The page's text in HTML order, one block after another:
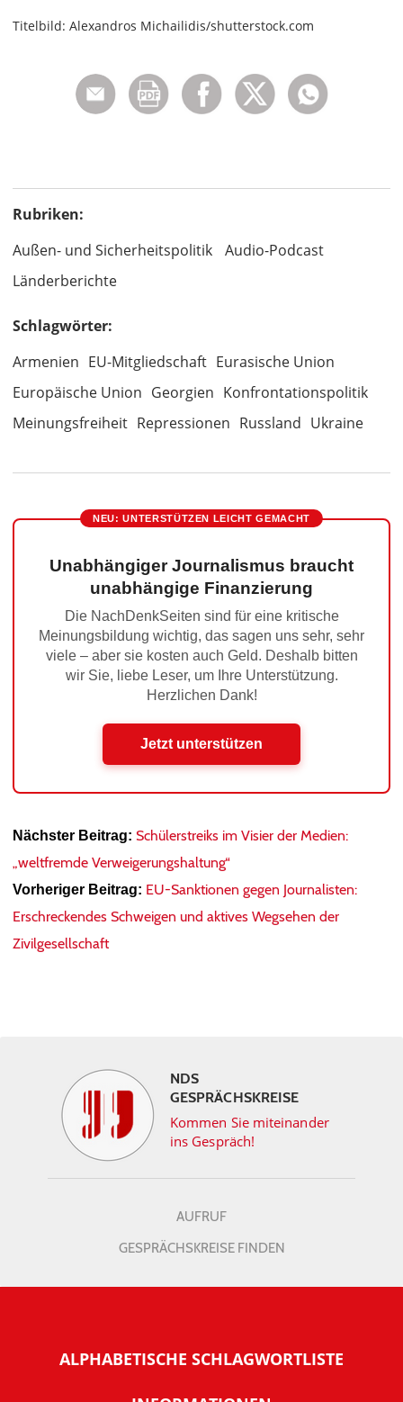
Titelbild: Alexandros Michailidis/shutterstock.com
Rubriken:
Außen- und Sicherheitspolitik
Audio-Podcast
Länderberichte
Schlagwörter:
Armenien EU-Mitgliedschaft Eurasische Union
Europäische Union Georgien Konfrontationspolitik
Meinungsfreiheit Repressionen Russland Ukraine
NEU: UNTERSTÜTZEN LEICHT GEMACHT
Unabhängiger Journalismus braucht
unabhängige Finanzierung
Die NachDenkSeiten sind für eine kritische
Meinungsbildung wichtig, das sagen uns sehr, sehr
viele – aber sie kosten auch Geld. Deshalb bitten
wir Sie, liebe Leser, um Ihre Unterstützung.
Herzlichen Dank!
Jetzt unterstützen
Nächster Beitrag: Schülerstreiks im Visier der Medien:
„weltfremde Verweigerungshaltung“
Vorheriger Beitrag: EU-Sanktionen gegen Journalisten:
Erschreckendes Schweigen und aktives Wegsehen der
Zivilgesellschaft
NDS
GESPRÄCHSKREISE
Kommen Sie miteinander
ins Gespräch!
AUFRUF
GESPRÄCHSKREISE FINDEN
ALPHABETISCHE SCHLAGWORTLISTE